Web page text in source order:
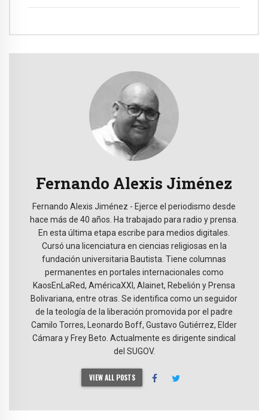
Fernando Alexis Jiménez
Fernando Alexis Jiménez - Ejerce el periodismo desde
hace más de 40 años. Ha trabajado para radio y prensa.
En esta última etapa escribe para medios digitales.
Cursó una licenciatura en ciencias religiosas en la
fundación universitaria Bautista. Tiene columnas
permanentes en portales internacionales como
KaosEnLaRed, AméricaXXI, Alainet, Rebelión y Prensa
Bolivariana, entre otras. Se identifica como un seguidor
de la teología de la liberación promovida por el padre
Camilo Torres, Leonardo Boff, Gustavo Gutiérrez, Elder
Cámara y Frey Beto. Actualmente es dirigente sindical
del SUGOV.
VIEW ALL POSTS